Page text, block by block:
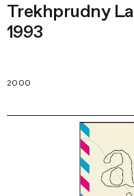
Trekhprudny
1993
2000